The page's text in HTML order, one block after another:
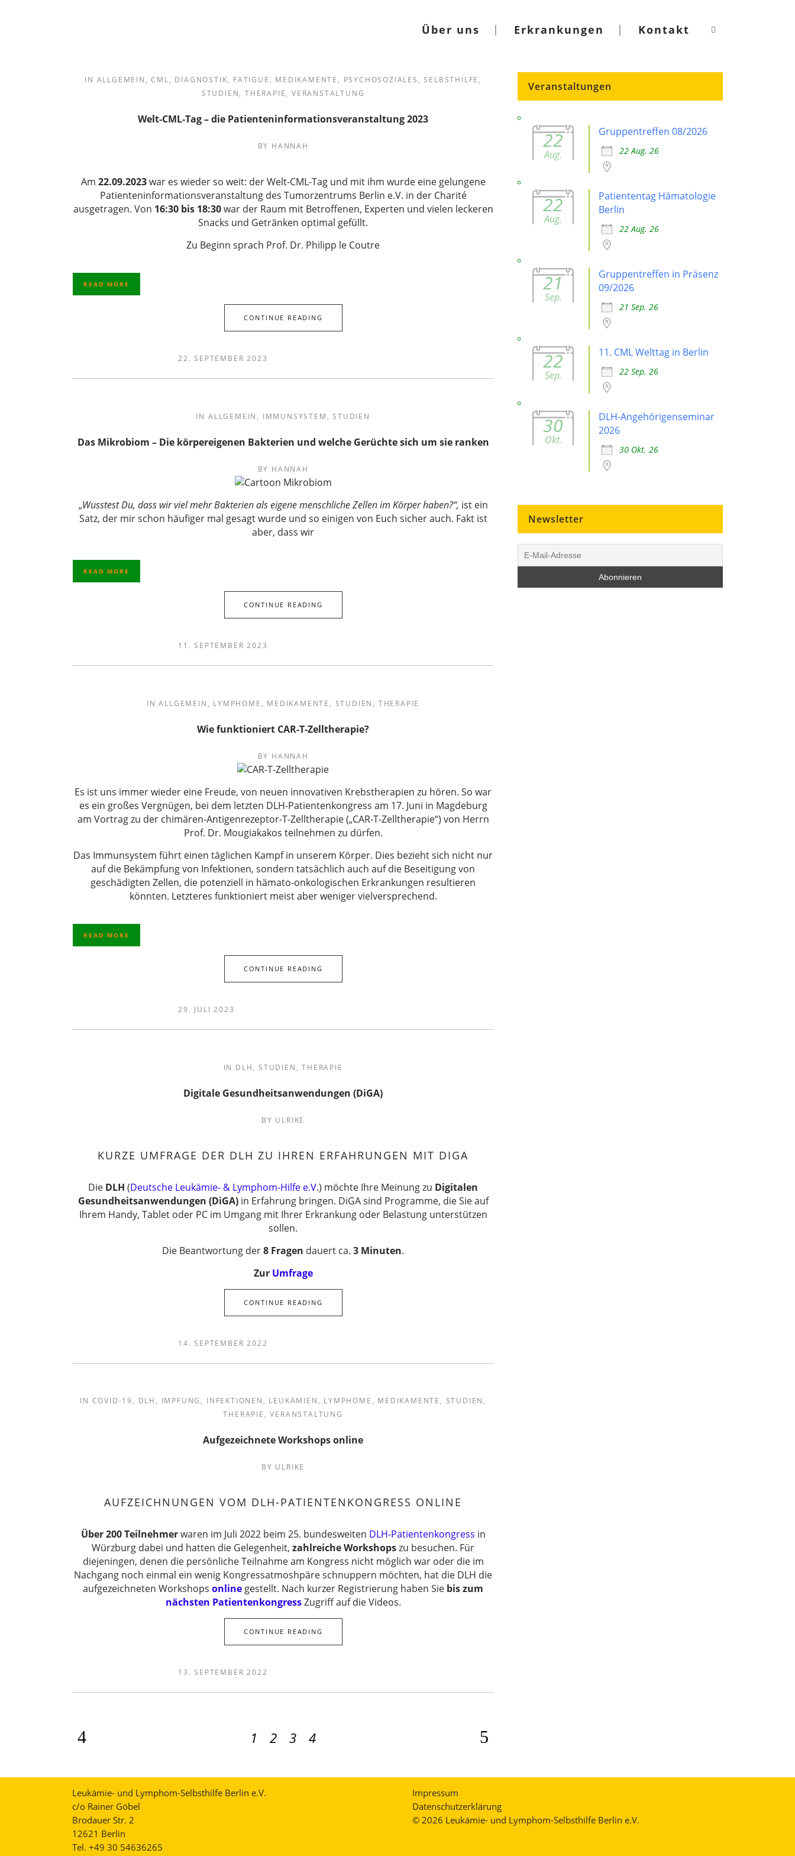
Über uns Erkrankungen Kontakt
IN ALLGEMEIN ,CML, DIAGNOSTIK, FATIGUE , MEDIKAMENTE , PSYCHOSOZIALES ,SELBSTHILFE ,
STUDIEN,THERAPIE,VERANSTALTUNG
Welt-CML-Tag – die Patienteninformationsveranstaltung 2023
BY HANNAH
Am 22.09.2023war es wieder so weit: der Welt-CML-Tag und mit ihm wurde eine gelungene
Patienteninformationsveranstaltung des Tumorzentrums Berlin e.V. in der Charité
ausgetragen. Von 16:30 bis 18:30war der Raum mit Betroffenen, Experten und vielen leckeren
Snacks und Getränken optimal gefüllt.
Zu Beginn sprach Prof. Dr. Philipp le Coutre
READ MORE
CONTINUE READING
22. SEPTEMBER 2023
IN ALLGEMEIN , IMMUNSYSTEM ,STUDIEN
Das Mikrobiom – Die körpereigenen Bakterien und welche Gerüchte sich um sie ranken
BY HANNAH
„Wusstest Du, dass wir viel mehr Bakterien als eigene menschliche Zellen im Körper haben?“, ist ein
Satz, der mir schon häufiger mal gesagt wurde und so einigen von Euch sicher auch. Fakt ist
aber, dass wir
READ MORE
CONTINUE READING
11. SEPTEMBER 2023
IN ALLGEMEIN , LYMPHOME , MEDIKAMENTE , STUDIEN , THERAPIE
Wie funktioniert CAR-T-Zelltherapie?
BY HANNAH
Es ist uns immer wieder eine Freude, von neuen innovativen Krebstherapien zu hören. So war
es ein großes Vergnügen, bei dem letzten DLH-Patientenkongress am 17. Juni in Magdeburg
am Vortrag zu der chimären-Antigenrezeptor-T-Zelltherapie („CAR-T-Zelltherapie“) von Herrn
Prof. Dr. Mougiakakos teilnehmen zu dürfen.
Das Immunsystem führt einen täglichen Kampf in unserem Körper. Dies bezieht sich nicht nur
auf die Bekämpfung von Infektionen, sondern tatsächlich auch auf die Beseitigung von
geschädigten Zellen, die potenziell in hämato-onkologischen Erkrankungen resultieren
könnten. Letzteres funktioniert meist aber weniger vielversprechend.
READ MORE
CONTINUE READING
29. JULI 2023
IN DLH,STUDIEN ,THERAPIE
Digitale Gesundheitsanwendungen (DiGA)
BY ULRIKE
KURZE UMFRAGE DER DLH ZU IHREN ERFAHRUNGEN MIT DIGA
Die DLH (Deutsche Leukämie- & Lymphom-Hilfe e.V.) möchte Ihre Meinung zu Digitalen
Gesundheitsanwendungen (DiGA)in Erfahrung bringen. DiGA sind Programme, die Sie auf
Ihrem Handy, Tablet oder PC im Umgang mit Ihrer Erkrankung oder Belastung unterstützen
sollen.
Die Beantwortung der8 Fragen dauert ca.3 Minuten.
Zur Umfrage
CONTINUE READING
14. SEPTEMBER 2022
IN COVID-19 , DLH , IMPFUNG , INFEKTIONEN , LEUKÄMIEN , LYMPHOME , MEDIKAMENTE , STUDIEN ,
THERAPIE ,VERANSTALTUNG
Aufgezeichnete Workshops online
BY ULRIKE
AUFZEICHNUNGEN VOM DLH-PATIENTENKONGRESS ONLINE
Über 200 Teilnehmerwaren im Juli 2022 beim 25. bundesweiten DLH-Patientenkongress in
Würzburg dabei und hatten die Gelegenheit,zahlreiche Workshopszu besuchen. Für
diejeningen, denen die persönliche Teilnahme am Kongress nicht möglich war oder die im
Nachgang noch einmal ein wenig Kongressatmoshpäre schnuppern möchten, hat die DLH die
aufgezeichneten Workshopsonline gestellt. Nach kurzer Registrierung haben Sie bis zum
nächsten PatientenkongressZugriff auf die Videos.
CONTINUE READING
13. SEPTEMBER 2022
1 2 3 4
Veranstaltungen
22
Aug.
Gruppentreffen 08/2026
22 Aug. 26
22
Aug.
Patiententag Hämatologie
Berlin
22 Aug. 26
21
Sep.
Gruppentreffen in Präsenz
09/2026
21 Sep. 26
22
Sep.
11. CML Welttag in Berlin
22 Sep. 26
30
Okt.
DLH-Angehörigenseminar
2026
30 Okt. 26
Newsletter
Leukämie- und Lymphom-Selbsthilfe Berlin e.V.
c/o Rainer Göbel
Brodauer Str. 2
12621 Berlin
Tel. +49 30 54636265
Impressum
Datenschutzerklärung
© 2026 Leukämie- und Lymphom-Selbsthilfe Berlin e.V.